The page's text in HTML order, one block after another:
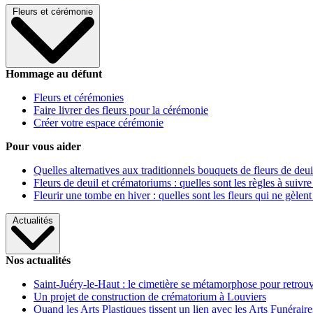
Fleurs et cérémonie
Hommage au défunt
Fleurs et cérémonies
Faire livrer des fleurs pour la cérémonie
Créer votre espace cérémonie
Pour vous aider
Quelles alternatives aux traditionnels bouquets de fleurs de
Fleurs de deuil et crématoriums : quelles sont les règles à
Fleurir une tombe en hiver : quelles sont les fleurs qui ne gèlent
Actualités
Nos actualités
Saint-Juéry-le-Haut : le cimetière se métamorphose pour
Un projet de construction de crématorium à Louviers
Quand les Arts Plastiques tissent un lien avec les Arts